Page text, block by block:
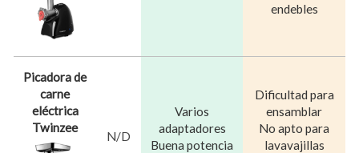
endebles
Picadora de
carne
eléctrica
Twinzee
N/D
Varios
adaptadores
Buena potencia
Dificultad para
ensamblar
No apto para
lavavajillas